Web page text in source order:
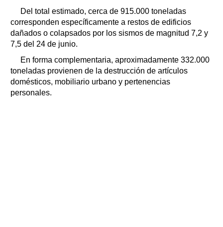
Del total estimado, cerca de 915.000 toneladas
corresponden específicamente a restos de edificios
dañados o colapsados por los sismos de magnitud 7,2 y
7,5 del 24 de junio.
En forma complementaria, aproximadamente 332.000
toneladas provienen de la destrucción de artículos
domésticos, mobiliario urbano y pertenencias
personales.